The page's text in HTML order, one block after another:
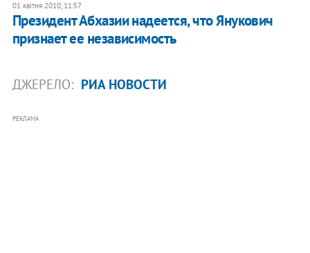
01 квітня 2010, 11:57
Президент Абхазии надеется, что Янукович
признает ее независимость
ДЖЕРЕЛО: РИА НОВОСТИ
РЕКЛАМА